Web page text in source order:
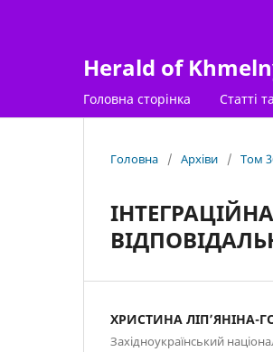
Herald of
Головна сторінка Статті
Головна / Архіви / Том
ХРИСТИНА ЛІП’ЯНІНА-
Західноукраїнський